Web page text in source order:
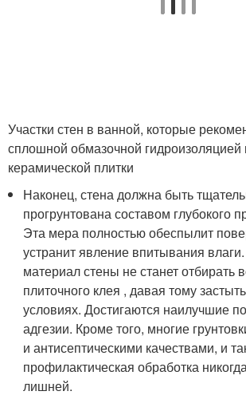
Участки стен в ванной, которые
сплошной обмазочной гидроизоляцией
керамической плитки
Наконец, стена должна быть
прогрунтована составом глубокого
Эта мера полностью обеспылит
устранит явление впитывания
материал стены не станет отбирать
плиточного клея , давая тому
условиях. Достигаются наилучшие
адгезии. Кроме того, многие
и антисептическими качествами, и
профилактическая обработка
лишней.